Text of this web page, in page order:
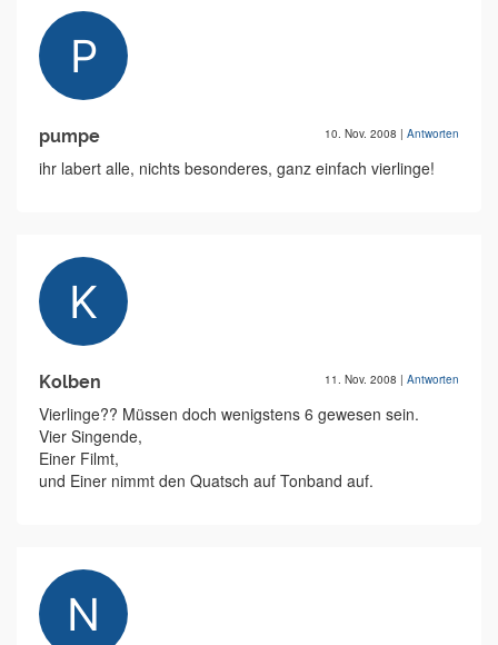
pumpe 10. Nov. 2008 | Antworten
ihr labert alle, nichts besonderes, ganz einfach vierlinge!
Kolben 11. Nov. 2008 | Antworten
Vierlinge?? Müssen doch wenigstens 6 gewesen sein.
Vier Singende,
Einer Filmt,
und Einer nimmt den Quatsch auf Tonband auf.